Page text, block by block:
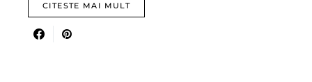
CITESTE MAI MULT